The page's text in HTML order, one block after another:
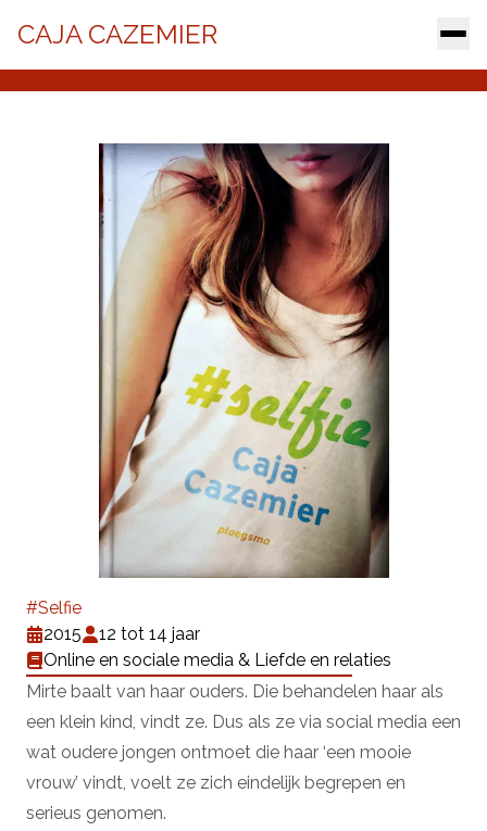
CAJA CAZEMIER
#Selfie
2015
12 tot 14 jaar
Online en sociale media & Liefde en relaties
Mirte baalt van haar ouders. Die behandelen haar als
een klein kind, vindt ze. Dus als ze via social media een
wat oudere jongen ontmoet die haar ‘een mooie
vrouw’ vindt, voelt ze zich eindelijk begrepen en
serieus genomen.